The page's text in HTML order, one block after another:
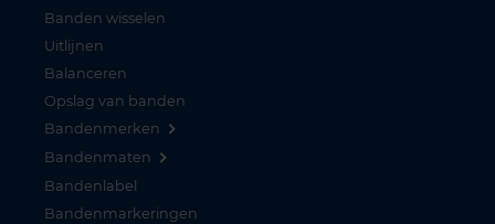
Banden wisselen
Uitlijnen
Balanceren
Opslag van banden
Bandenmerken
Bandenmaten
Bandenlabel
Bandenmarkeringen